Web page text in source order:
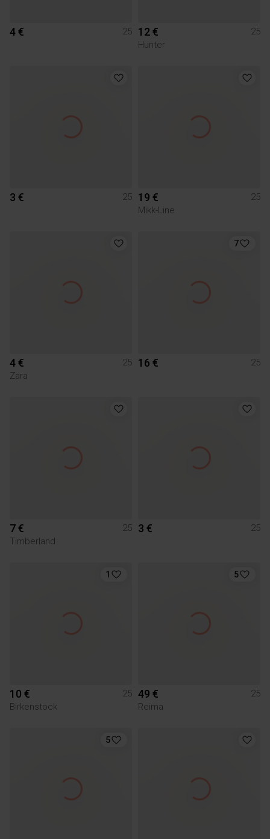
4 € 25 12 €
25
Hunter
3 € 25 19 €
25
Mikk-Line
4 €
25
Zara
7
16 € 25
7 €
25
Timberland
3 € 25
1
10 €
25
Birkenstock
5
49 €
25
Reima
5